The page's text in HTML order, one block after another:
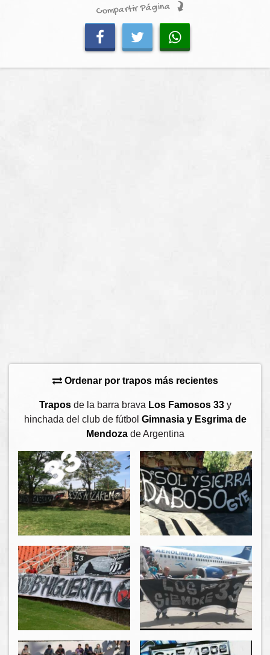
Compartir Página
Ordenar por trapos más recientes
Traposde la barra brava Los Famosos 33y
hinchada del club de fútbol Gimnasia y Esgrima de
Mendozade Argentina